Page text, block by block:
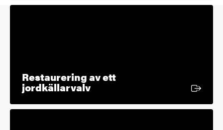
Restaurering av ett
jordkällarvalvExtern länk